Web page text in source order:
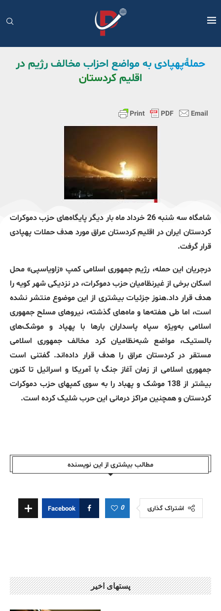
حملۀ‌پهپادی به مواضع احزاب مخالف رژیم در
اقلیم کردستان
شامگاه سه شنبه 26 خرداد ماه بار دیگر پایگاه‌های حزب دموکرات
کردستان ایران در اقلیم کردستان عراق مورد هدف حملات پهپادی
قرار گرفت.
درجریان این حمله، رژیم جمهوری اسلامی کمپ «زاویاسپی» محل
اسکان برخی از غیرنظامیان حزب دموکرات، در نزدیکی شهر کویه را
هدف قرار داد.هنوز جزئیات بیشتری از این موضوع منتشر نشده
است، اما طی هفته‌ها و ماه‌های گذشته، نیروهای مسلح جمهوری
اسلامی به‌‌ویژه سپاه پاسداران بارها با پهپاد و موشک‌های
بالستیک، مواضع شبه‌نظامیان کرد مخالف جمهوری اسلامی
مستقر در کردستان عراق را هدف قرار داده‌اند. گفتنی است
جمهوری اسلامی از زمان آغاز جنگ با آمریکا و اسرائیل تا کنون
بیشتر از 138 موشک و پهباد را به سوی کمپهای حزب دموکرات
کردستان و همچنین مراکز درمانی این حرب شلیک کرده است.
مطالب بیشتری از این نویسندە
اشتراک گذاری 0
Facebook
پستهای اخیر